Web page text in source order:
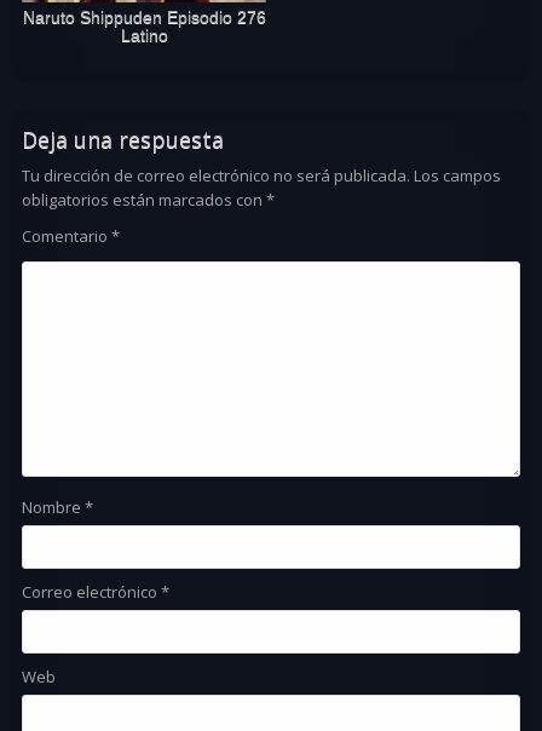
Naruto Shippuden Episodio 276
Latino
Deja una respuesta
Tu dirección de correo electrónico no será publicada. Los campos
obligatorios están marcados con*
Comentario*
Nombre*
Correo electrónico*
Web